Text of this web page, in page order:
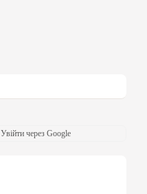
Увійти через Google